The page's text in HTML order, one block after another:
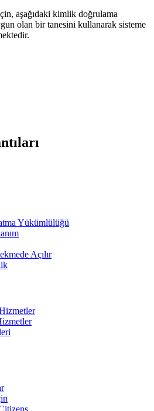
aşağıdaki kimlik doğrulama
olan bir tanesini kullanarak sisteme
Yükümlülüğü
Açılır